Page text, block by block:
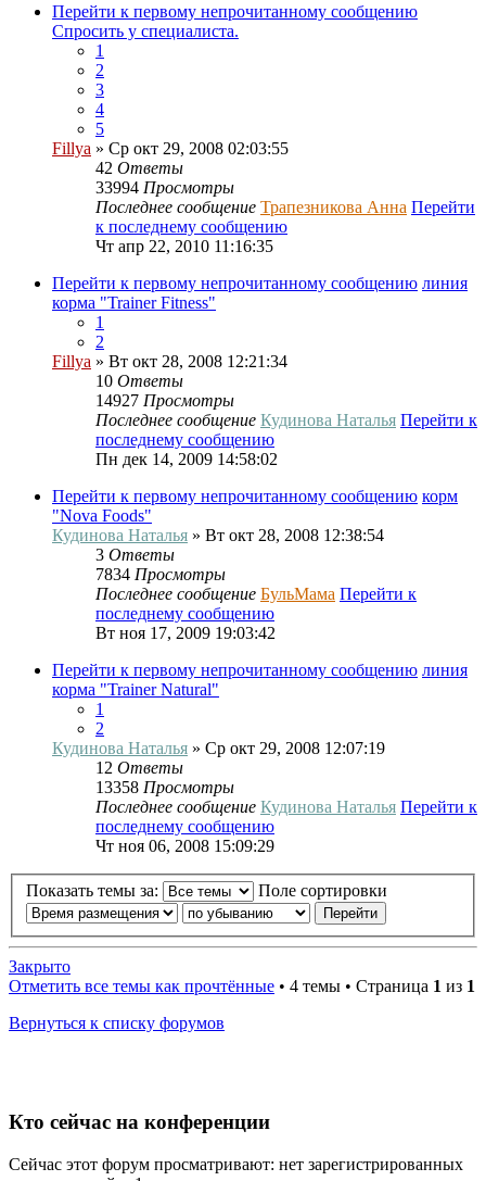
Перейти к первому непрочитанному сообщению
Спросить у специалиста.
1
2
3
4
5
Fillya » Ср окт 29, 2008 02:03:55
42 Ответы
33994 Просмотры
Последнее сообщение Трапезникова Анна Перейти
к последнему сообщению
Чт апр 22, 2010 11:16:35
Перейти к первому непрочитанному сообщению линия
корма "Trainer Fitness"
1
2
Fillya » Вт окт 28, 2008 12:21:34
10 Ответы
14927 Просмотры
Последнее сообщение Кудинова Наталья Перейти к
последнему сообщению
Пн дек 14, 2009 14:58:02
Перейти к первому непрочитанному сообщению корм
"Nova Foods"
Кудинова Наталья » Вт окт 28, 2008 12:38:54
3 Ответы
7834 Просмотры
Последнее сообщение БульМама Перейти к
последнему сообщению
Вт ноя 17, 2009 19:03:42
Перейти к первому непрочитанному сообщению линия
корма "Trainer Natural"
1
2
Кудинова Наталья » Ср окт 29, 2008 12:07:19
12 Ответы
13358 Просмотры
Последнее сообщение Кудинова Наталья Перейти к
последнему сообщению
Чт ноя 06, 2008 15:09:29
Показать темы за: Поле сортировки
Закрыто
Отметить все темы как прочтённые • 4 темы • Страница 1 из 1
Вернуться к списку форумов
Кто сейчас на конференции
Сейчас этот форум просматривают: нет зарегистрированных